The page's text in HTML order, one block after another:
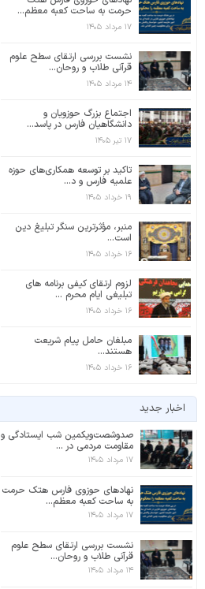
حرمت به ساحت کعبه معظم...
۱۷ مرداد ۱۴۰۵
نشست بررسی ارتقای سطح علوم
قرآنی طلاب و روحان...
۱۴ مرداد ۱۴۰۵
اجتماع بزرگ حوزویان و
دانشگاهیان فارس در پاسد...
۱۷ تیر ۱۴۰۵
تاکید بر توسعه همکاری‌های حوزه
علمیه فارس و د...
۱۹ خرداد ۱۴۰۵
منبر، مؤثرترین سنگر تبلیغ دین
است...
۱۶ خرداد ۱۴۰۵
لزوم ارتقای کیفی برنامه های
تبلیغی ایام محرم ...
۱۶ خرداد ۱۴۰۵
مبلغان حامل پیام شریعت
هستند...
۱۶ خرداد ۱۴۰۵
اخبار جدید
صدوشصت‌‌ویکمین شب ایستادگی و
مقاومت مردمی در ...
۱۷ مرداد ۱۴۰۵
نهادهای حوزوی فارس هتک حرمت
به ساحت کعبه معظم...
۱۷ مرداد ۱۴۰۵
نشست بررسی ارتقای سطح علوم
قرآنی طلاب و روحان...
۱۴ مرداد ۱۴۰۵